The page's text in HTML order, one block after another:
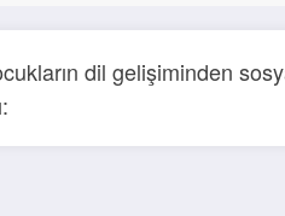
dil gelişiminden